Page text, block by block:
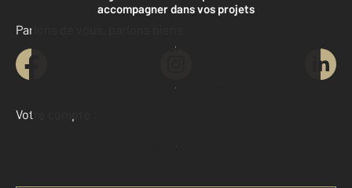
accompagner dans vos projets
Contacter l'agence
Demander une estimation
Parlons de vous, parlons biens
Votre compte :
Accéder à mon compte